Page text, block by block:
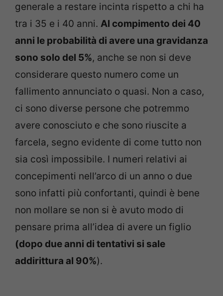
generale a restare incinta rispetto a chi ha
tra i 35 e i 40 anni. Al compimento dei 40
anni le probabilità di avere una gravidanza
sono solo del 5%, anche se non si deve
considerare questo numero come un
fallimento annunciato o quasi. Non a caso,
ci sono diverse persone che potremmo
avere conosciuto e che sono riuscite a
farcela, segno evidente di come tutto non
sia così impossibile. I numeri relativi ai
concepimenti nell’arco di un anno o due
sono infatti più confortanti, quindi è bene
non mollare se non si è avuto modo di
pensare prima all’idea di avere un figlio
(dopo due anni di tentativi si sale
addirittura al 90%).